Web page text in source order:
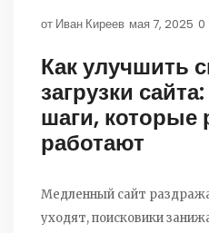
от Иван Киреев мая 7, 2025 0
Как улучшить
загрузки
шаги, которые
работают
Медленный сайт
уходят, поисковики